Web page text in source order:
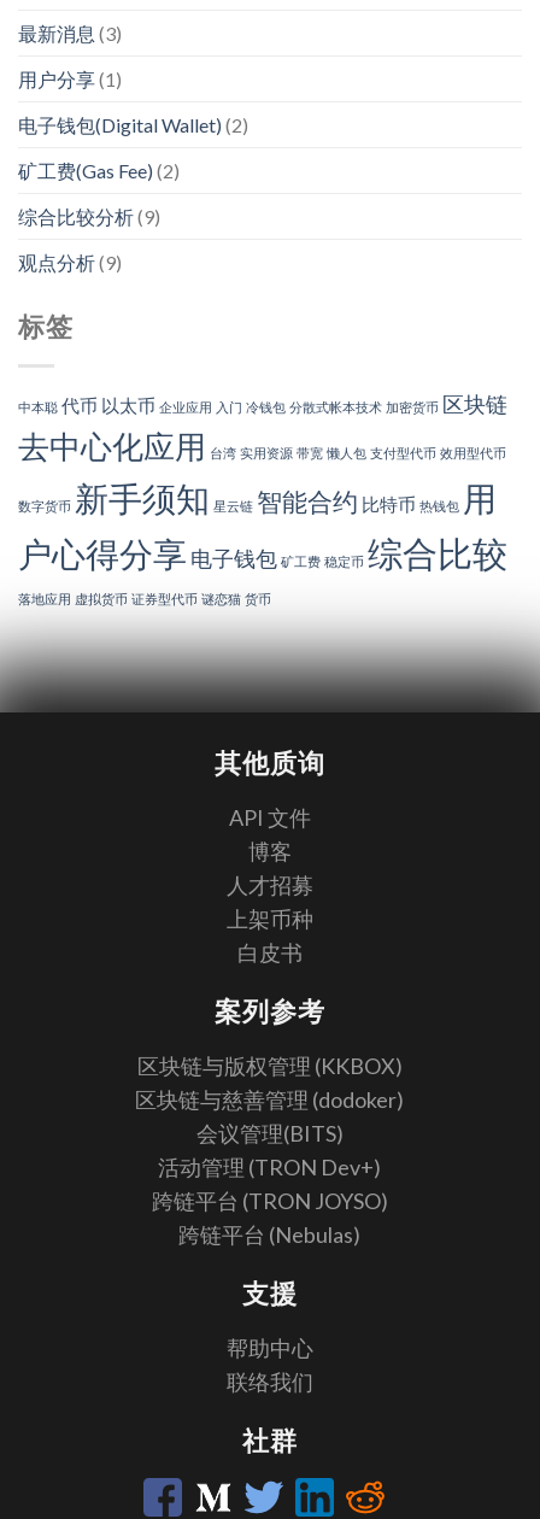
最新消息 (3)
用户分享(1)
电子钱包(Digital Wallet) (2)
矿工费(Gas Fee) (2)
综合比较分析(9)
观点分析(9)
标签
中本聪 代币 以太币 企业应用 入门 冷钱包 分散式帐本技术 加密货币 区块链
去中心化应用 台湾 实用资源 带宽 懒人包 支付型代币 效用型代币
数字货币 新手须知 星云链 智能合约 比特币 热钱包 用
户心得分享 电子钱包 矿工费 稳定币 综合比较
落地应用 虚拟货币 证券型代币 谜恋猫 货币
其他质询
API 文件
博客
人才招募
上架币种
白皮书
案列参考
区块链与版权管理 (KKBOX)
区块链与慈善管理 (dodoker)
会议管理(BITS)
活动管理 (TRON Dev+)
跨链平台 (TRON JOYSO)
跨链平台 (Nebulas)
支援
帮助中心
联络我们
社群